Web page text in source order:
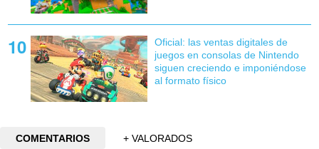
Oficial: las ventas digitales de
juegos en consolas de Nintendo
siguen creciendo e imponiéndose
al formato físico
COMENTARIOS
+ VALORADOS